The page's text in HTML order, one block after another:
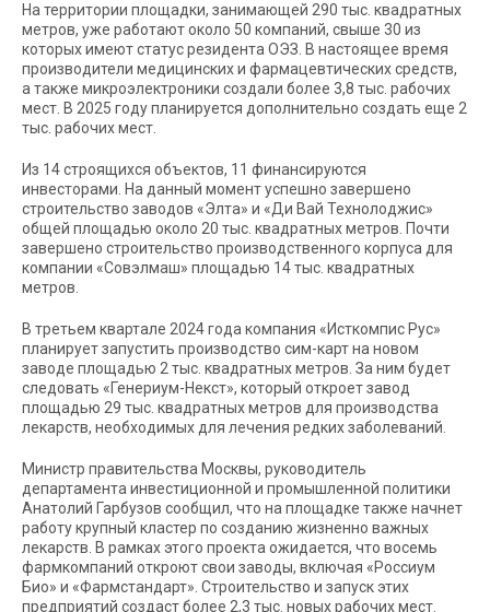
На территории площадки, занимающей 290 тыс. квадратных
метров, уже работают около 50 компаний, свыше 30 из
которых имеют статус резидента ОЭЗ. В настоящее время
производители медицинских и фармацевтических средств,
а также микроэлектроники создали более 3,8 тыс. рабочих
мест. В 2025 году планируется дополнительно создать еще 2
тыс. рабочих мест.
Из 14 строящихся объектов, 11 финансируются
инвесторами. На данный момент успешно завершено
строительство заводов «Элта» и «Ди Вай Технолоджис»
общей площадью около 20 тыс. квадратных метров. Почти
завершено строительство производственного корпуса для
компании «Совэлмаш» площадью 14 тыс. квадратных
метров.
В третьем квартале 2024 года компания «Исткомпис Рус»
планирует запустить производство сим-карт на новом
заводе площадью 2 тыс. квадратных метров. За ним будет
следовать «Генериум-Некст», который откроет завод
площадью 29 тыс. квадратных метров для производства
лекарств, необходимых для лечения редких заболеваний.
Министр правительства Москвы, руководитель
департамента инвестиционной и промышленной политики
Анатолий Гарбузов сообщил, что на площадке также начнет
работу крупный кластер по созданию жизненно важных
лекарств. В рамках этого проекта ожидается, что восемь
фармкомпаний откроют свои заводы, включая «Россиум
Био» и «Фармстандарт». Строительство и запуск этих
предприятий создаст более 2,3 тыс. новых рабочих мест.